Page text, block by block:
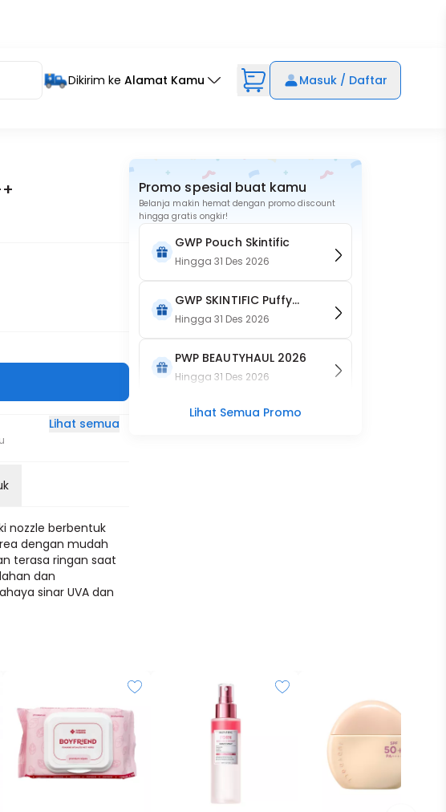
Dikirim ke Alamat Kamu Masuk / Daftar
Lihat semua
nozzle berbentuk
dengan mudah
terasa ringan saat
dan
sinar UVA dan
Promo spesial buat kamu
Belanja makin hemat dengan promo discount
hingga gratis ongkir!
GWP Pouch Skintific
Hingga31 Des 2026
GWP SKINTIFIC Puffy
Pouch
Hingga31 Des 2026
PWP BEAUTYHAUL 2026
Hingga31 Des 2026
Lihat Semua Promo